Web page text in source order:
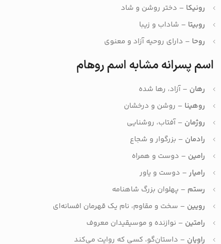
رونیکا – دختر روشن و شاد
روبیتا – شاداب و زیبا
روحا – دارای روحیه آزاد و معنوی
اسم پسرانه مشابه اسم روهام
رهان – آزاد، رها شده
روهینا – روشن و درخشان
روژمان – آفتاب، روشنایی
رادمان – بزرگوار و شجاع
رامین – دوست و همراه
رامیار – دوست و یاور
رستم – پهلوان بزرگ شاهنامه
رویین – سخت و مقاوم، نام یک قهرمان افسانه‌ای
رامتین – نوازنده و موسیقیدان معروف
راویان – داستان‌گو، کسی که روایت می‌کند